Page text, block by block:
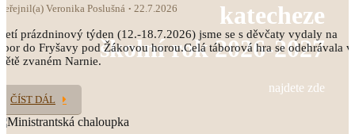
katecheze
školní rok 2026-2027
najdete zde
Veronika Poslušná 22.7.2026
prázdninový týden (12.-18.7.2026) jsme se s děvčaty vydaly na
do Fryšavy pod Žákovou horou.Celá táborová hra se odehrávala
zvaném Narnie.
ČÍST DÁL